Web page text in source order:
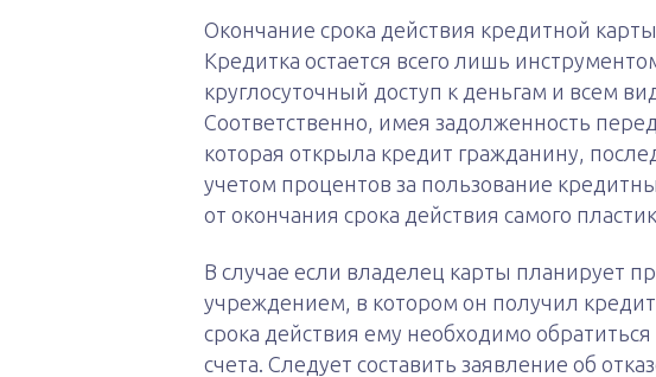
Окончание срока действия кредитной
Кредитка остается всего лишь
круглосуточный доступ к деньгам и всем
Соответственно, имея задолженность
которая открыла кредит гражданину,
учетом процентов за пользование
от окончания срока действия самого
В случае если владелец карты планирует
учреждением, в котором он получил
срока действия ему необходимо
счета. Следует составить заявление об